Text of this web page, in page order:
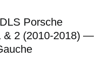
Porsche
& 2 (2010-2018) —